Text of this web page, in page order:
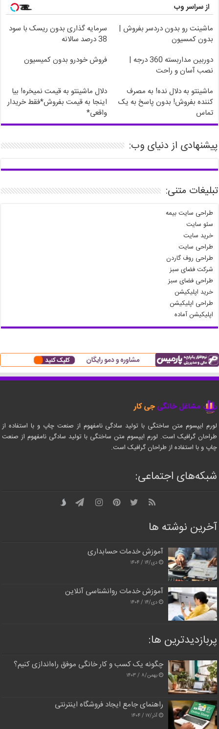
از سراسر وب
ماشینت رو بدون دردسر بفروش |
بدون کمسیون
سرمایه گذاری بدون ریسک با سود
38 درصد سالانه
دوربین مداربسته 360 درجه |
نصب آسان و راحت
فروش خودرو بدون کمیسیون
ماشینتو به دلال نده! به مصرف
کننده بفروش! بدون پاسخ به یک
تماس
دلال ماشینتو به قیمت نمیخره! بیا
اینجا به قیمت بفروش*فقط خریدار
واقعی*
پیشنهادی از دنیای وب:
تبلیغات متنی:
طراحی سایت بیمه
سئو سایت
خرید سایت
طراحی سایت
طراحی روف گاردن
شرکت فضای سبز
طراحی فضای سبز
خرید اپلیکیشن
طراحی اپلیکیشن
اپلیکیشن آماده
لورم ایپسوم متن ساختگی با تولید سادگی نامفهوم از صنعت چاپ و با استفاده از
طراحان گرافیک است. لورم ایپسوم متن ساختگی با تولید سادگی نامفهوم از صنعت
چاپ و با استفاده از طراحان گرافیک است.
شبکه‌های اجتماعی:
آخرین نوشته ها
آموزش خدمات حسابداری
دی/۱۴ / ۱۴۰۴
آموزش خدمات روانشناسی آنلاین
دی/۱۴ / ۱۴۰۴
پربازدیدترین‌ ها:
چگونه یک کسب و کار خانگی موفق راه‌اندازی کنیم؟
بهمن/۸ / ۱۴۰۳
راهنمای جامع ایجاد فروشگاه اینترنتی
آذر/۱۷ / ۱۴۰۴